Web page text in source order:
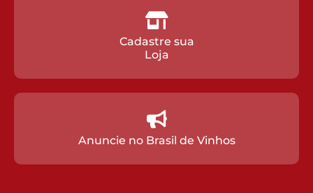
Cadastre sua
Loja
Anuncie no Brasil de Vinhos